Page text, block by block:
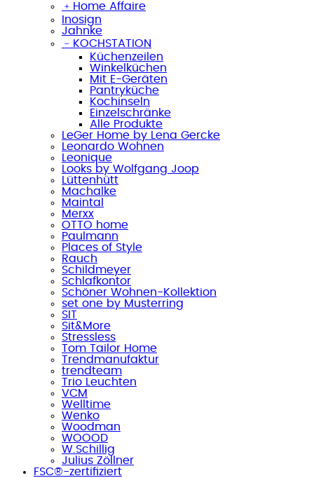
﹢ Home Affaire
Inosign
Jahnke
﹣ KOCHSTATION
Küchenzeilen
Winkelküchen
Mit E-Geräten
Pantryküche
Kochinseln
Einzelschränke
Alle Produkte
LeGer Home by Lena Gercke
Leonardo Wohnen
Leonique
Looks by Wolfgang Joop
Lüttenhütt
Machalke
Maintal
Merxx
OTTO home
Paulmann
Places of Style
Rauch
Schildmeyer
Schlafkontor
Schöner Wohnen-Kollektion
set one by Musterring
SIT
Sit&More
Stressless
Tom Tailor Home
Trendmanufaktur
trendteam
Trio Leuchten
VCM
Welltime
Wenko
Woodman
WOOOD
W.Schillig
Julius Zöllner
FSC®-zertifiziert